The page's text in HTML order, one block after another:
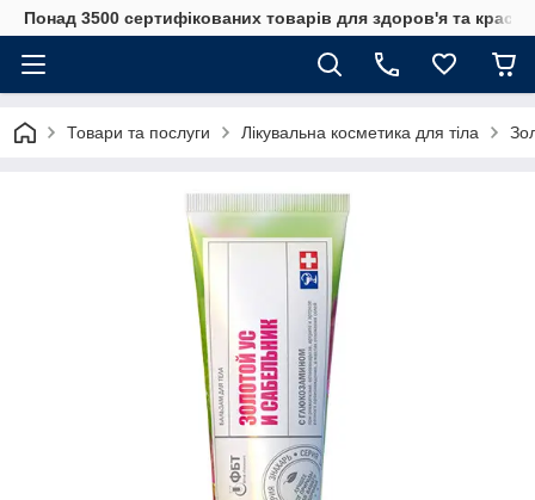
Понад 3500 сертифікованих товарів для здоров'я та краси
Товари та послуги Лікувальна косметика для тіла